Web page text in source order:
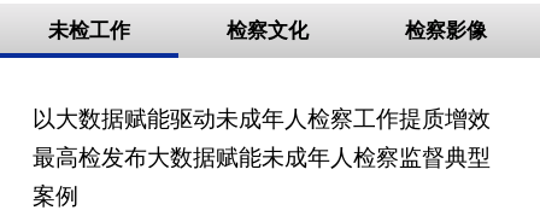
未检工作 检察文化 检察影像
以大数据赋能驱动未成年人检察工作提质增效
最高检发布大数据赋能未成年人检察监督典型
案例